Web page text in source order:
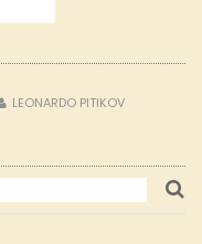
LEONARDO PITIKOV